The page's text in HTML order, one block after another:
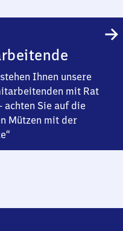
Ihnen unsere
mit Rat
achten Sie auf die
Mützen mit der